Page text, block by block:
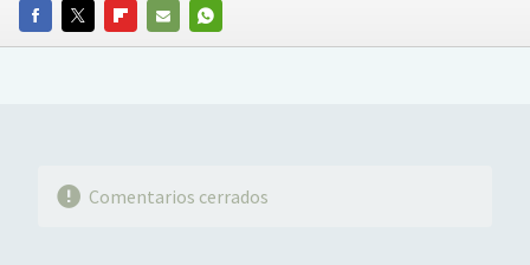
FACEBOOKTWITTERFLIPBOARD
E-
WHATSAPP
Comentarios cerrados